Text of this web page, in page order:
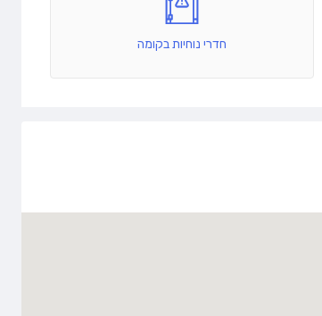
חדרי נוחיות בקומה